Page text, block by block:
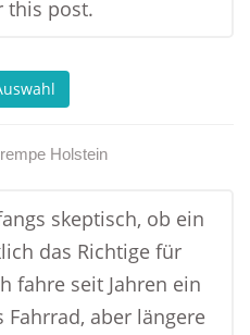
this post.
Holstein
skeptisch, ob ein
das Richtige für
fahre seit Jahren ein
Fahrrad, aber längere